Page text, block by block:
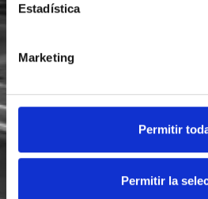
Estadística
Marketing
Permitir
Permitir la
He leído y acepto la
Acepto recibir novedades de